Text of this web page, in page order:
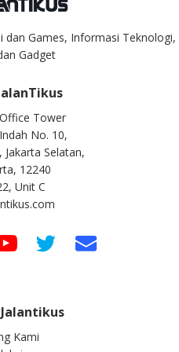
dan Games, Informasi Teknologi,
Gadget
Tower
No. 10,
Jakarta Selatan,
12240
Unit C
Kami